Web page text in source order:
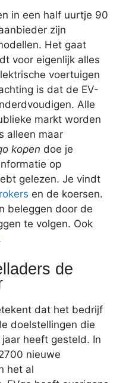
in een half uurtje 90
zijn
Het gaat
voor eigenlijk alles
voertuigen
is dat de EV-
Alle
markt worden
alleen maar
kopen doe je
op
gelezen. Je vindt
en de koersen.
beleggen door de
te volgen. Ook
de
dat het bedrijf
doelstellingen die
heeft gesteld. In
nieuwe
het al